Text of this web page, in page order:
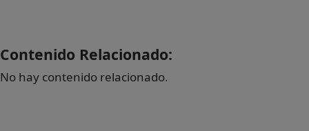
Contenido Relacionado:
No hay contenido relacionado.